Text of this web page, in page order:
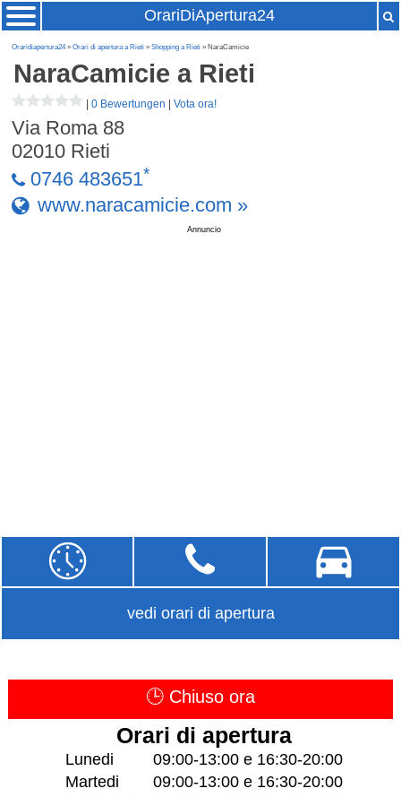
OrariDiApertura24
Oraridiapertura24»Orari di apertura a Rieti »Shopping a Rieti » NaraCamicie
NaraCamicie a Rieti
|0 Bewertungen |Vota ora!
Via Roma 88
02010 Rieti
0746 483651*
www.naracamicie.com »
Annuncio
vedi orari di apertura
🕒 Chiuso ora
Orari di apertura
Lunedi
09:00-13:00 e 16:30-20:00
Martedi
09:00-13:00 e 16:30-20:00